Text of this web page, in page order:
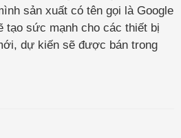
sản xuất có tên gọi là Google
tạo sức mạnh cho các thiết bị
dự kiến sẽ được bán trong